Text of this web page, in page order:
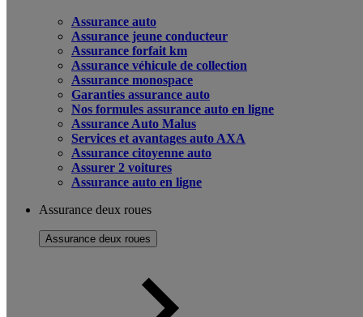
Assurance auto
Assurance jeune conducteur
Assurance forfait km
Assurance véhicule de collection
Assurance monospace
Garanties assurance auto
Nos formules assurance auto en ligne
Assurance Auto Malus
Services et avantages auto AXA
Assurance citoyenne auto
Assurer 2 voitures
Assurance auto en ligne
Assurance deux roues
Assurance deux roues